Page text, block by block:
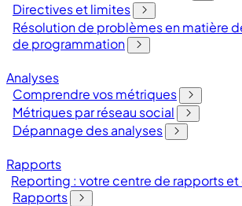
Directives et limites
Résolution de problèmes en matière
de programmation
Analyses
Comprendre vos métriques
Métriques par réseau social
Dépannage des analyses
Rapports
Reporting : votre centre de rapports
Rapports